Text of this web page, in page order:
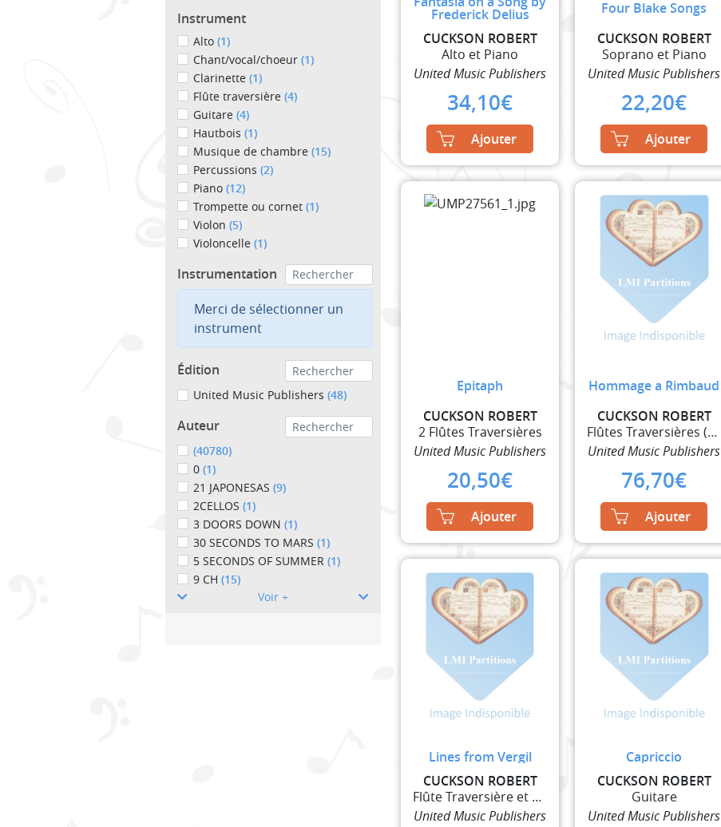
Instrument
Alto (1)
Chant/vocal/choeur (1)
Clarinette (1)
Flûte traversière (4)
Guitare (4)
Hautbois (1)
Musique de chambre (15)
Percussions (2)
Piano (12)
Trompette ou cornet (1)
Violon (5)
Violoncelle (1)
Instrumentation
Merci de sélectionner un
instrument
Édition
United Music Publishers (48)
Auteur
(40780)
0 (1)
21 JAPONESAS (9)
2CELLOS (1)
3 DOORS DOWN (1)
30 SECONDS TO MARS (1)
5 SECONDS OF SUMMER (1)
9 CH (15)
Voir +
Frederick Delius
CUCKSON ROBERT
Alto et Piano
United Music Publishers
34,10€
Ajouter
Four Blake Songs
CUCKSON ROBERT
Soprano et Piano
United Music Publishers
22,20€
Ajouter
Epitaph
CUCKSON ROBERT
2 Flûtes Traversières
United Music Publishers
20,50€
Ajouter
Hommage a Rimbaud
CUCKSON ROBERT
Flûtes Traversières (Ensemble)
United Music Publishers
76,70€
Ajouter
Lines from Vergil
CUCKSON ROBERT
Flûte Traversière et Piano
United Music Publishers
Capriccio
CUCKSON ROBERT
Guitare
United Music Publishers